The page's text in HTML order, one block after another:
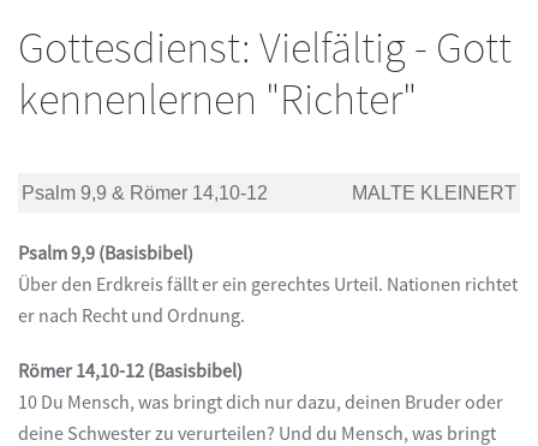
Gottesdienst: Vielfältig - Gott
kennenlernen "Richter"
Psalm 9,9 & Römer 14,10-12 MALTE KLEINERT
Psalm 9,9 (Basisbibel)
Über den Erdkreis fällt er ein gerechtes Urteil. Nationen richtet
er nach Recht und Ordnung.
Römer 14,10-12 (Basisbibel)
10 Du Mensch, was bringt dich nur dazu, deinen Bruder oder
deine Schwester zu verurteilen? Und du Mensch, was bringt